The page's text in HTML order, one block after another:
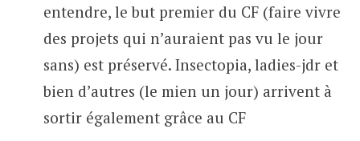
entendre, le but premier du CF (faire vivre
des projets qui n’auraient pas vu le jour
sans) est préservé. Insectopia, ladies-jdr et
bien d’autres (le mien un jour) arrivent à
sortir également grâce au CF